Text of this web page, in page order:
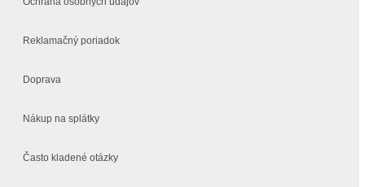
Reklamačný poriadok
Doprava
Nákup na splátky
Často kladené otázky